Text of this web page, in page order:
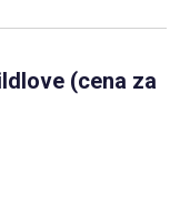
(cena za